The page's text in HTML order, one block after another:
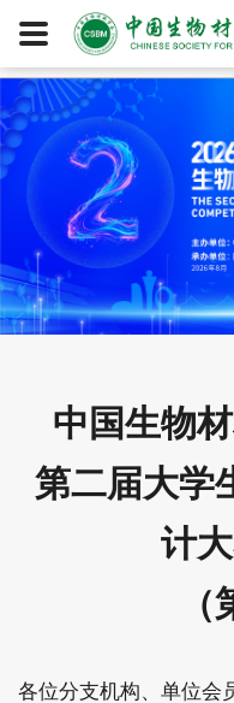
中国生物
第二届大学
计
（
各位分支机构、单位会